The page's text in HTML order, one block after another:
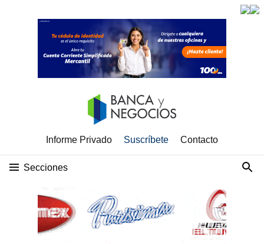
Informe Privado Suscríbete Contacto
Secciones